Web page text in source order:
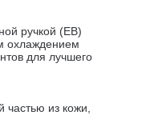
ручкой (EB)
охлаждением
для лучшего
частью из кожи,